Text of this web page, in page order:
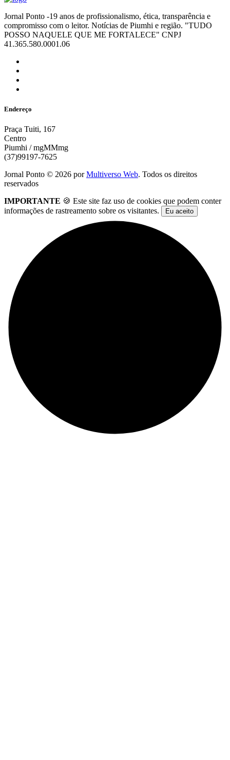
Jornal Ponto -19 anos de profissionalismo, ética, transparência e
compromisso com o leitor. Notícias de Piumhi e região. "TUDO
POSSO NAQUELE QUE ME FORTALECE" CNPJ
41.365.580.0001.06
Endereço
Praça Tuiti, 167
Centro
Piumhi / mgMMmg
(37)99197-7625
Jornal Ponto © 2026 porMultiverso Web. Todos os direitos
reservados
IMPORTANTE 🍪 Este site faz uso de cookies que podem conter
informações de rastreamento sobre os visitantes.
Eu aceito